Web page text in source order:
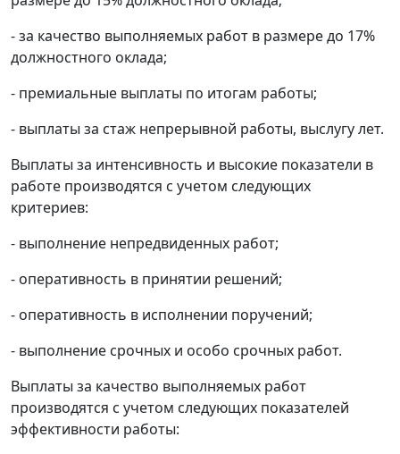
- за качество выполняемых работ в размере до 17%
должностного оклада;
- премиальные выплаты по итогам работы;
- выплаты за стаж непрерывной работы, выслугу лет.
Выплаты за интенсивность и высокие показатели в
работе производятся с учетом следующих
критериев:
- выполнение непредвиденных работ;
- оперативность в принятии решений;
- оперативность в исполнении поручений;
- выполнение срочных и особо срочных работ.
Выплаты за качество выполняемых работ
производятся с учетом следующих показателей
эффективности работы: